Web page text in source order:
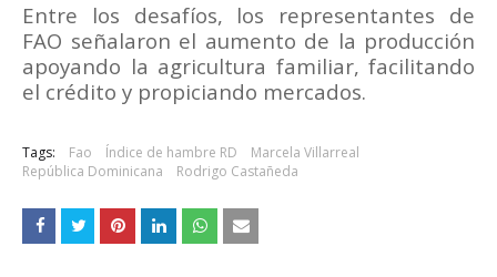
Entre los desafíos, los representantes de
FAO señalaron el aumento de la producción
apoyando la agricultura familiar, facilitando
el crédito y propiciando mercados.
Tags: Fao Índice de hambre RD
Marcela Villarreal
República Dominicana
Rodrigo Castañeda